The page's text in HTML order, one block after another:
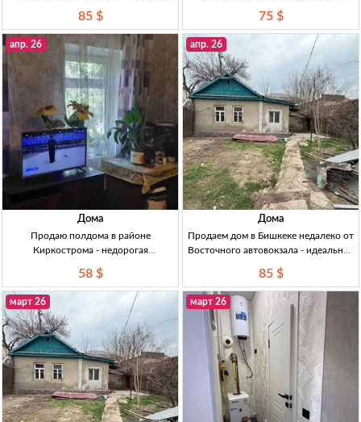
церковь, Бишкек Полдома (ч. дома) в
Бишкеке, р-н ул. Жибек-Жолу/
Логвиненко (ул. Мичурина), рядом
церковь. Кирпичный
85 $
Киркомстрой, 39м², 2 комнаты,
кухня, земельный участок 2с, газ,
свет, вода. Цена 507500
75 $
апр. 26
Дома
Продаю полдома в районе
Киркострома - недорогая
полдома, 39м², 2 комнаты, кирпич, 2
сотки, баня, недалеко школа и
58 $
апр. 26
Дома
Продаем дом в Бишкеке недалеко от
Восточного автовокзала - идеальное
комнаты, коммуникации есть,
участок 3 сот.
85 $
март 26 март 26